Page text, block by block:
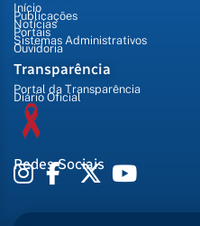
Início
Publicações
Notícias
Portais
Sistemas Administrativos
Ouvidoria
Transparência
Portal da Transparência
Diário Oficial
Redes Sociais